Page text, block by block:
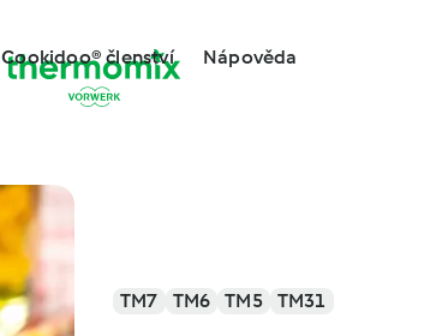
Cookidoo® členství Nápověda
TM7 TM6 TM5 TM31